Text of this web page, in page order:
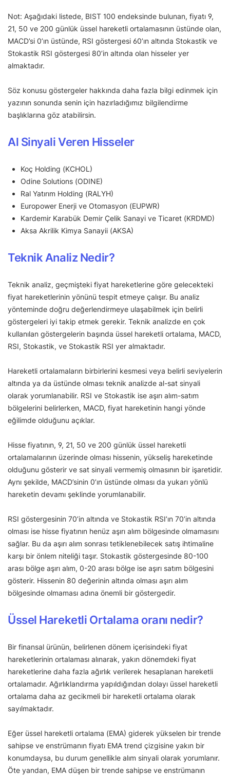
Not: Aşağıdaki listede, BIST 100 endeksinde bulunan, fiyatı 9,
21, 50 ve 200 günlük üssel hareketli ortalamasının üstünde olan,
MACD’si 0’ın üstünde, RSI göstergesi 60’ın altında Stokastik ve
Stokastik RSI göstergesi 80’in altında olan hisseler yer
almaktadır.
Söz konusu göstergeler hakkında daha fazla bilgi edinmek için
yazının sonunda senin için hazırladığımız bilgilendirme
başlıklarına göz atabilirsin.
Al Sinyali Veren Hisseler
Koç Holding (KCHOL)
Odine Solutions (ODINE)
Ral Yatırım Holding (RALYH)
Europower Enerji ve Otomasyon (EUPWR)
Kardemir Karabük Demir Çelik Sanayi ve Ticaret (KRDMD)
Aksa Akrilik Kimya Sanayii (AKSA)
Teknik Analiz Nedir?
Teknik analiz, geçmişteki fiyat hareketlerine göre gelecekteki
fiyat hareketlerinin yönünü tespit etmeye çalışır. Bu analiz
yönteminde doğru değerlendirmeye ulaşabilmek için belirli
göstergeleri iyi takip etmek gerekir. Teknik analizde en çok
kullanılan göstergelerin başında üssel hareketli ortalama, MACD,
RSI, Stokastik, ve Stokastik RSI yer almaktadır.
Hareketli ortalamaların birbirlerini kesmesi veya belirli seviyelerin
altında ya da üstünde olması teknik analizde al-sat sinyali
olarak yorumlanabilir. RSI ve Stokastik ise aşırı alım-satım
bölgelerini belirlerken, MACD, fiyat hareketinin hangi yönde
eğilimde olduğunu açıklar.
Hisse fiyatının, 9, 21, 50 ve 200 günlük üssel hareketli
ortalamalarının üzerinde olması hissenin, yükseliş hareketinde
olduğunu gösterir ve sat sinyali vermemiş olmasının bir işaretidir.
Aynı şekilde, MACD’sinin 0’ın üstünde olması da yukarı yönlü
hareketin devamı şeklinde yorumlanabilir.
RSI göstergesinin 70’in altında ve Stokastik RSI’ın 70’in altında
olması ise hisse fiyatının henüz aşırı alım bölgesinde olmamasını
sağlar. Bu da aşırı alım sonrası tetiklenebilecek satış ihtimaline
karşı bir önlem niteliği taşır. Stokastik göstergesinde 80-100
arası bölge aşırı alım, 0-20 arası bölge ise aşırı satım bölgesini
gösterir. Hissenin 80 değerinin altında olması aşırı alım
bölgesinde olmaması adına önemli bir göstergedir.
Üssel Hareketli Ortalama oranı nedir?
Bir finansal ürünün, belirlenen dönem içerisindeki fiyat
hareketlerinin ortalaması alınarak, yakın dönemdeki fiyat
hareketlerine daha fazla ağırlık verilerek hesaplanan hareketli
ortalamadır. Ağırlıklandırma yapıldığından dolayı üssel hareketli
ortalama daha az gecikmeli bir hareketli ortalama olarak
sayılmaktadır.
Eğer üssel hareketli ortalama (EMA) giderek yükselen bir trende
sahipse ve enstrümanın fiyatı EMA trend çizgisine yakın bir
konumdaysa, bu durum genellikle alım sinyali olarak yorumlanır.
Öte yandan, EMA düşen bir trende sahipse ve enstrümanın